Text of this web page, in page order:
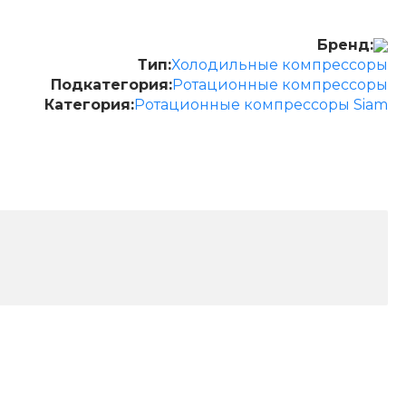
Бренд:
Тип:Холодильные компрессоры
Подкатегория:Ротационные компрессоры
Категория:Ротационные компрессоры Siam